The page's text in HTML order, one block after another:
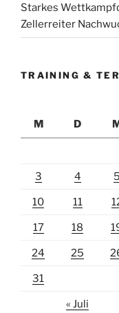
Starkes
Zellerreiter
TRAINING &
M
D
3 4 5
10 11
17 18
24 25
31
« Juli